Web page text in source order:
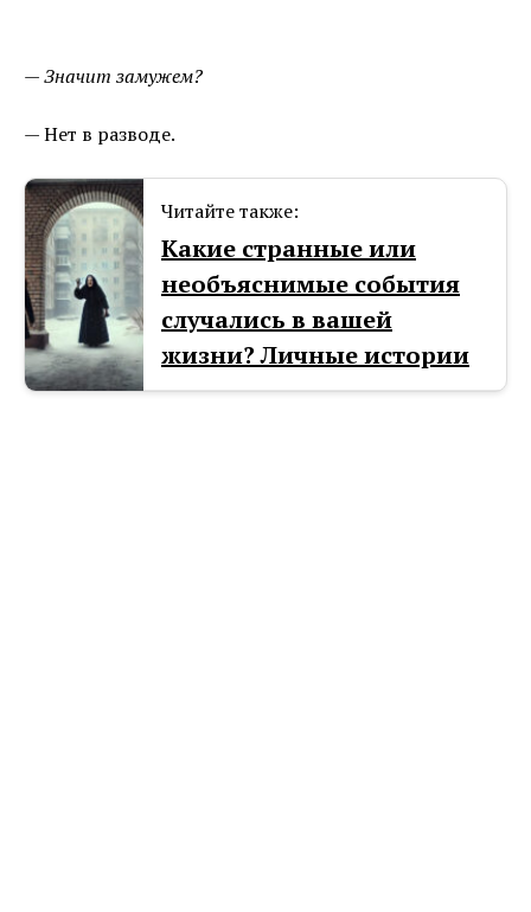
— Значит замужем?
— Нет в разводе.
Читайте также:
Какие странные или
необъяснимые события
случались в вашей
жизни? Личные истории